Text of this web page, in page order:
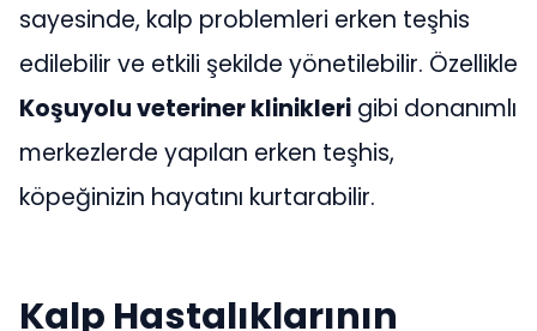
sayesinde, kalp problemleri erken teşhis
edilebilir ve etkili şekilde yönetilebilir. Özellikle
Koşuyolu veteriner klinikleri gibi donanımlı
merkezlerde yapılan erken teşhis,
köpeğinizin hayatını kurtarabilir.
Kalp Hastalıklarının